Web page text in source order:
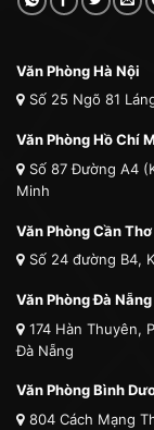
Văn Phòng Hà Nội
Số 25 Ngõ 81
Văn Phòng Hồ Chí
Số 87 Đường A4
Minh
Văn Phòng Cần Thơ
Số 24 đường B4,
Văn Phòng Đà Nẵng
174 Hàn Thuyên,
Đà Nẵng
Văn Phòng Bình
804 Cách Mạng